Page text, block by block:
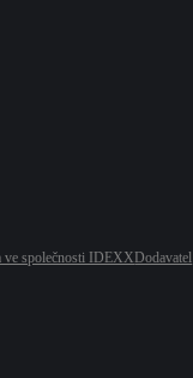
ve společnosti IDEXXDodavatel